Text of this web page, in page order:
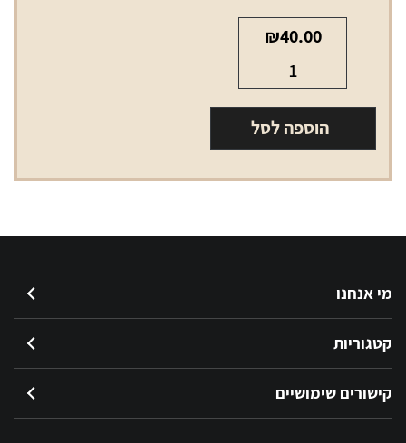
₪40.00
של
אל
Motion
הוספה לסל
מי אנחנו
קטגוריות
קישורים שימושיים